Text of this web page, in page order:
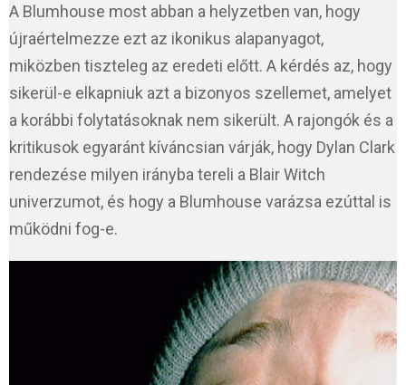
A Blumhouse most abban a helyzetben van, hogy
újraértelmezze ezt az ikonikus alapanyagot,
miközben tiszteleg az eredeti előtt. A kérdés az, hogy
sikerül-e elkapniuk azt a bizonyos szellemet, amelyet
a korábbi folytatásoknak nem sikerült. A rajongók és a
kritikusok egyaránt kíváncsian várják, hogy Dylan Clark
rendezése milyen irányba tereli a Blair Witch
univerzumot, és hogy a Blumhouse varázsa ezúttal is
működni fog-e.